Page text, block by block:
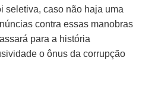
seletiva, caso não haja uma
contra essas manobras
para a história
o ônus da corrupção